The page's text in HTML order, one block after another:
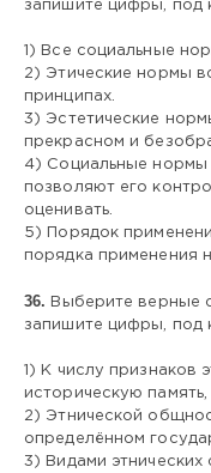
запишите цифры, под
1) Все социальные
2) Этические нормы
принципах.
3) Эстетические
прекрасном и
4) Социальные нормы
позволяют его
оценивать.
5) Порядок
порядка применения
36. Выберите верные
запишите цифры, под
1) К числу признаков
историческую
2) Этнической
определённом
3) Видами